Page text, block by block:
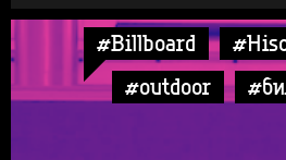
#Billboard
#outdoor